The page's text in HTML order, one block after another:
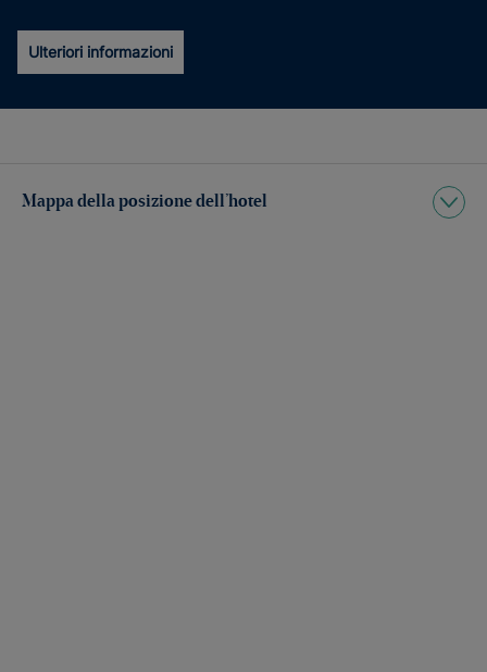
Ulteriori informazioni
Mappa della posizione dell’hotel